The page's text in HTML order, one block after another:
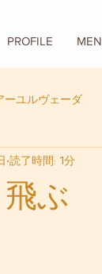
PROFILE
ーユルヴェーダ
バリ
ぶ
読了時間: 1分